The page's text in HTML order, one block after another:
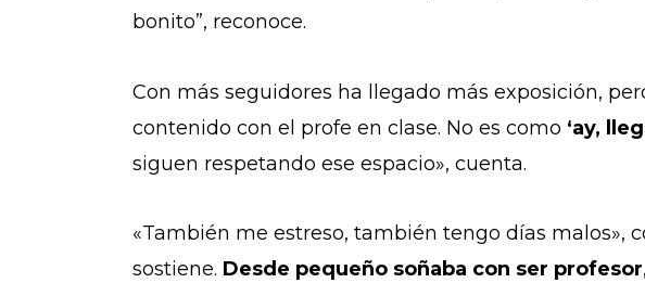
bonito”, reconoce.
Con más seguidores ha llegado más exposición,
contenido con el profe en clase. No es como ‘ay,
siguen respetando ese espacio», cuenta.
«También me estreso, también tengo días malos»,
sostiene. Desde pequeño soñaba con ser profesor